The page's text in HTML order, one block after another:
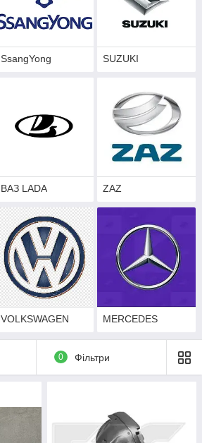
SsangYong SUZUKI
ВАЗ LADA ZAZ
VOLKSWAGEN MERCEDES
0 Фільтри